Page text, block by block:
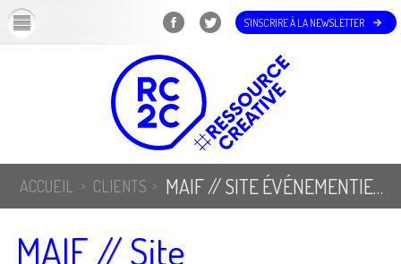
S'INSCRIRE À LA NEWSLETTER
ACCUEIL CLIENTS MAIF // SITE ÉVÉNEMENTIEL "DÉMÉNAGEMENT"
MAIF // Site